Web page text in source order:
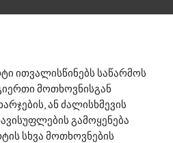
მოთხოვნისგან
ან ძალისხმევის
გამოყენება
სხვა მოთხოვნების